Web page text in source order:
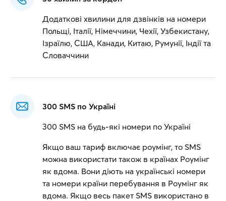
Додаткові хвилини для дзвінків на номери
Польщі, Італії, Німеччини, Чехії, Узбекистану,
Ізраїлю, США, Канади, Китаю, Румунії, Індії та
Словаччини
300 SMS по Україні
300 SMS на будь-які номери по Україні
Якщо ваш тариф включає роумінг, то SMS
можна використати також в країнах Роумінг
як вдома. Вони діють на українські номери
та номери країни перебування в Роумінг як
вдома. Якщо весь пакет SMS використано в